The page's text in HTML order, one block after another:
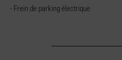
- Frein de parking électrique